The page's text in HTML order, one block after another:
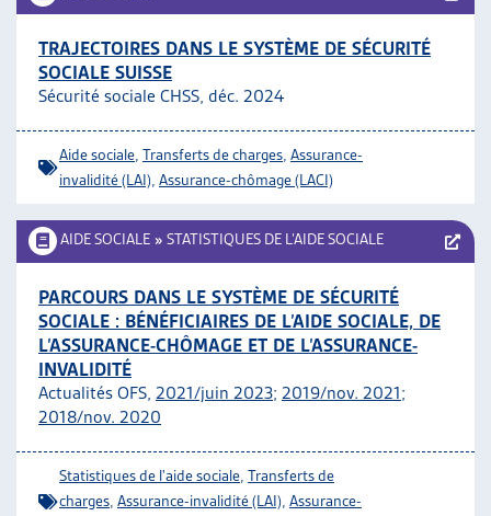
TRAJECTOIRES DANS LE SYSTÈME DE SÉCURITÉ
SOCIALE SUISSE
Sécurité sociale CHSS, déc. 2024
Aide sociale Transferts de charges Assurance-
invalidité (LAI) Assurance-chômage (LACI)
AIDE SOCIALE » STATISTIQUES DE L’AIDE SOCIALE
PARCOURS DANS LE SYSTÈME DE SÉCURITÉ
SOCIALE : BÉNÉFICIAIRES DE L’AIDE SOCIALE, DE
L’ASSURANCE-CHÔMAGE ET DE L’ASSURANCE-
INVALIDITÉ
Actualités OFS, 2021/juin 2023; 2019/nov. 2021;
2018/nov. 2020
Statistiques de l'aide sociale Transferts de
charges Assurance-invalidité (LAI) Assurance-